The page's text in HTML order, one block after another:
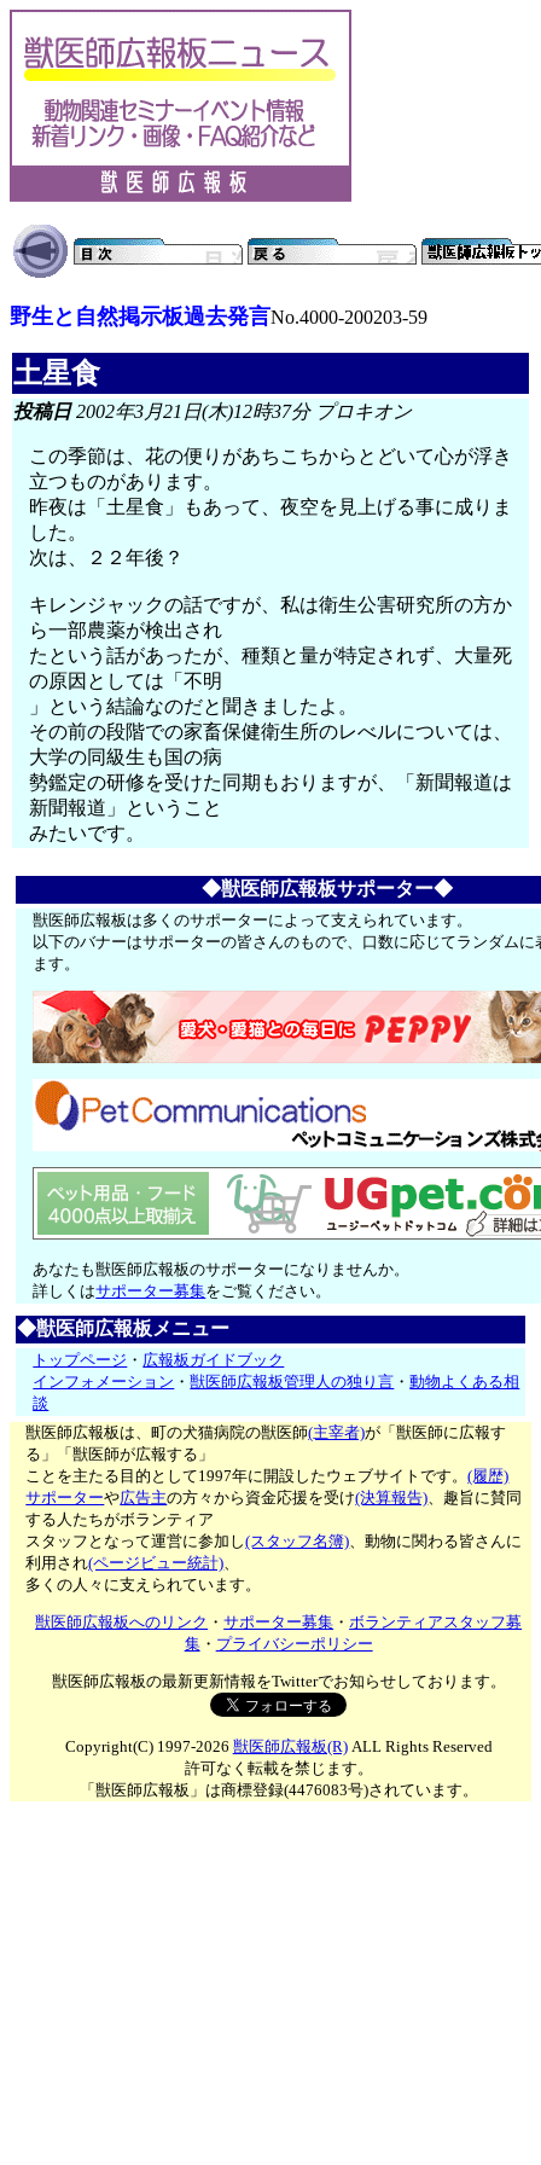
野生と自然掲示板過去発言No.4000-200203-59
土星食
投稿日2002年3月21日(木)12時37分 プロキオン
この季節は、花の便りがあちこちからとどいて心が浮き
立つものがあります。
昨夜は「土星食」もあって、夜空を見上げる事に成りま
した。
次は、２２年後？
キレンジャックの話ですが、私は衛生公害研究所の方か
ら一部農薬が検出され
たという話があったが、種類と量が特定されず、大量死
の原因としては「不明
」という結論なのだと聞きましたよ。
その前の段階での家畜保健衛生所のレべルについては、
大学の同級生も国の病
勢鑑定の研修を受けた同期もおりますが、「新聞報道は
新聞報道」ということ
みたいです。
◆獣医師広報板サポーター◆
獣医師広報板は多くのサポーターによって支えられています。
以下のバナーはサポーターの皆さんのもので、口数に応じてランダムに
ます。
あなたも獣医師広報板のサポーターになりませんか。
詳しくはサポーター募集をご覧ください。
◆獣医師広報板メニュー
トップページ ・ 広報板ガイドブック
インフォメーション ・獣医師広報板管理人の独り言 ・動物よくある相
談
獣医師広報板は、町の犬猫病院の獣医師(主宰者)が「獣医師に広報す
る」「獣医師が広報する」
ことを主たる目的として1997年に開設したウェブサイトです。(履歴)
サポーターや広告主の方々から資金応援を受け(決算報告)、趣旨に賛同
する人たちがボランティア
スタッフとなって運営に参加し(スタッフ名簿)、動物に関わる皆さんに
利用され(ページビュー統計)、
多くの人々に支えられています。
獣医師広報板へのリンク ・サポーター募集 ・ボランティアスタッフ募
集・ プライバシーポリシー
獣医師広報板の最新更新情報をTwitterでお知らせしております。
Copyright(C) 1997-2026 獣医師広報板(R)ALL Rights Reserved
許可なく転載を禁じます。
「獣医師広報板」は商標登録(4476083号)されています。